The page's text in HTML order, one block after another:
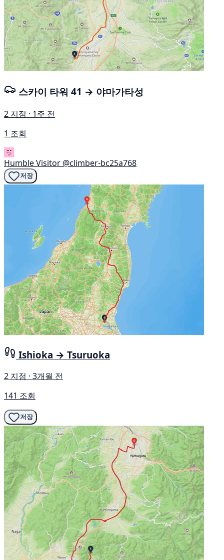
스카이 타워 41 → 야마가타성
2 지점 · 1주 전
1 조회
Humble Visitor @climber-bc25a768
저장
Ishioka → Tsuruoka
2 지점 · 3개월 전
141 조회
저장